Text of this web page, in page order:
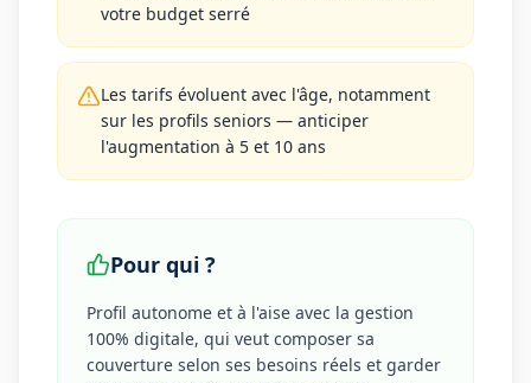
votre budget serré
Les tarifs évoluent avec l'âge, notamment
sur les profils seniors — anticiper
l'augmentation à 5 et 10 ans
Pour qui ?
Profil autonome et à l'aise avec la gestion
100% digitale, qui veut composer sa
couverture selon ses besoins réels et garder